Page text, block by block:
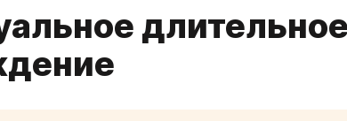
длительное